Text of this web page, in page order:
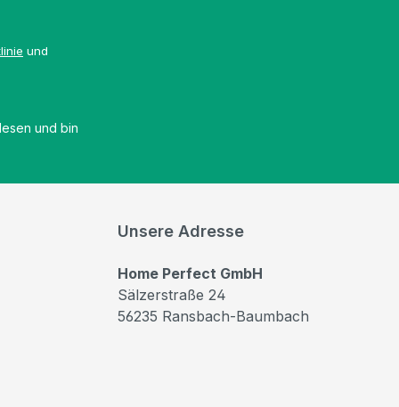
und
und bin
Unsere Adresse
Home Perfect GmbH
Sälzerstraße 24
56235 Ransbach-Baumbach